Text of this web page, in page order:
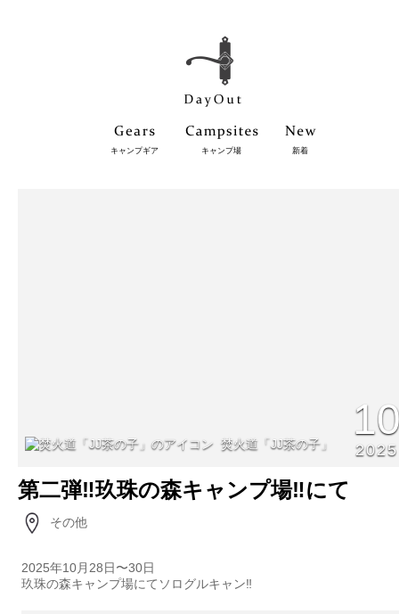
キャンプギア キャンプ場 新着
焚火道「JJ茶の子」 2025
第二弾‼︎玖珠の森キャンプ場‼︎にて
その他
2025年10月28日〜30日
玖珠の森キャンプ場にてソログルキャン‼︎